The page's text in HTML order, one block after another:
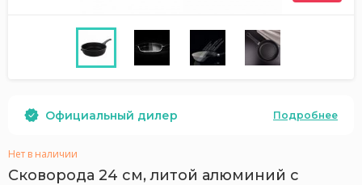
Официальный дилер Подробнее
Нет в наличии
Сковорода 24 см, литой алюминий с